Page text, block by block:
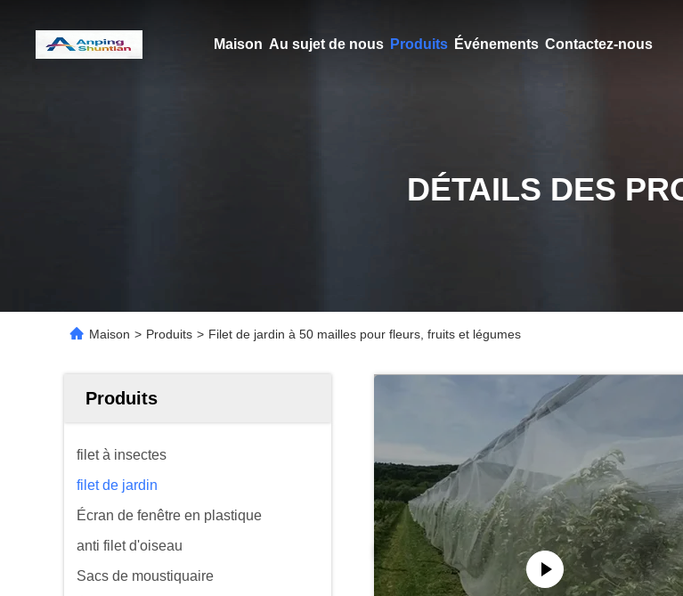
Maison Au sujet de nous Produits Événements Contactez-nous
DÉTAILS DES
Maison > Produits > Filet de jardin à 50 mailles pour fleurs, fruits et légumes
Produits
filet à insectes
filet de jardin
Écran de fenêtre en plastique
anti filet d'oiseau
Sacs de moustiquaire